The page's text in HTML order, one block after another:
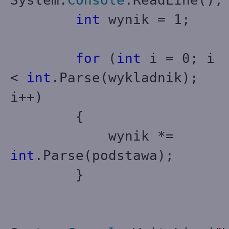
int wynik = 1;
for ( int i = 0; i
< int .Parse(wykladnik);
i++)
{
wynik *=
int .Parse(podstawa);
}